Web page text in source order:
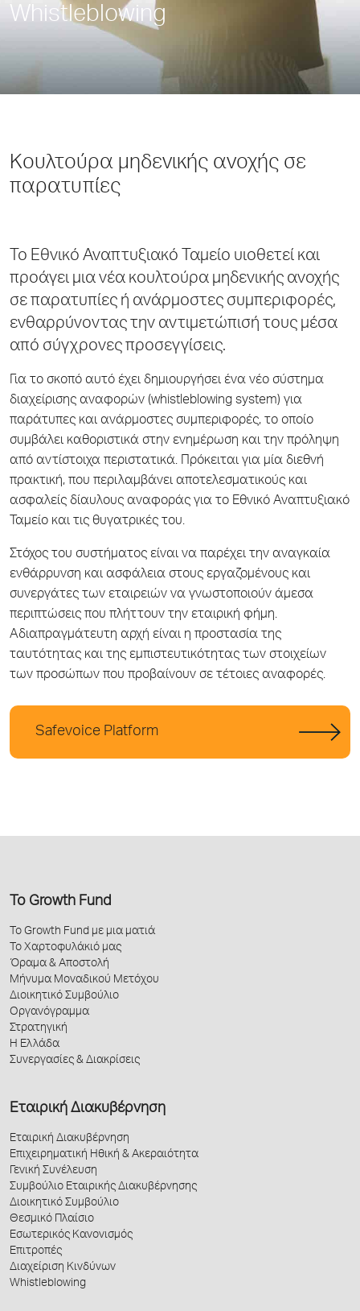
Whistleblowing
Kουλτούρα μηδενικής ανοχής σε
παρατυπίες
Το Εθνικό Αναπτυξιακό Ταμείο υιοθετεί και
προάγει μια νέα κουλτούρα μηδενικής ανοχής
σε παρατυπίες ή ανάρμοστες συμπεριφορές,
ενθαρρύνοντας την αντιμετώπισή τους μέσα
από σύγχρονες προσεγγίσεις.
Για το σκοπό αυτό έχει δημιουργήσει ένα νέο σύστημα
διαχείρισης αναφορών (whistleblowing system) για
παράτυπες και ανάρμοστες συμπεριφορές, το οποίο
συμβάλει καθοριστικά στην ενημέρωση και την πρόληψη
από αντίστοιχα περιστατικά. Πρόκειται για μία διεθνή
πρακτική, που περιλαμβάνει αποτελεσματικούς και
ασφαλείς δίαυλους αναφοράς για το Εθνικό Αναπτυξιακό
Ταμείο και τις θυγατρικές του.
Στόχος του συστήματος είναι να παρέχει την αναγκαία
ενθάρρυνση και ασφάλεια στους εργαζομένους και
συνεργάτες των εταιρειών να γνωστοποιούν άμεσα
περιπτώσεις που πλήττουν την εταιρική φήμη.
Αδιαπραγμάτευτη αρχή είναι η προστασία της
ταυτότητας και της εμπιστευτικότητας των στοιχείων
των προσώπων που προβαίνουν σε τέτοιες αναφορές.
Safevoice Platform
Το Growth Fund
Το Growth Fund με μια ματιά
Το Χαρτοφυλάκιό μας
Όραμα & Αποστολή
Μήνυμα Μοναδικού Μετόχου
Διοικητικό Συμβούλιο
Οργανόγραμμα
Στρατηγική
Η Ελλάδα
Συνεργασίες & Διακρίσεις
Εταιρική Διακυβέρνηση
Εταιρική Διακυβέρνηση
Επιχειρηματική Ηθική & Ακεραιότητα
Γενική Συνέλευση
Συμβούλιο Εταιρικής Διακυβέρνησης
Διοικητικό Συμβούλιο
Θεσμικό Πλαίσιο
Εσωτερικός Κανονισμός
Επιτροπές
Διαχείριση Κινδύνων
Whistleblowing